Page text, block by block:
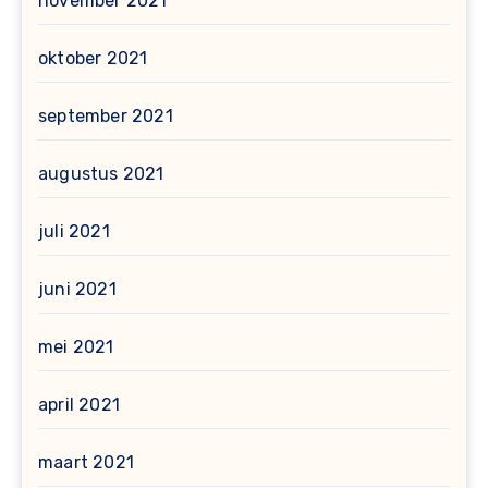
oktober 2021
september 2021
augustus 2021
juli 2021
juni 2021
mei 2021
april 2021
maart 2021